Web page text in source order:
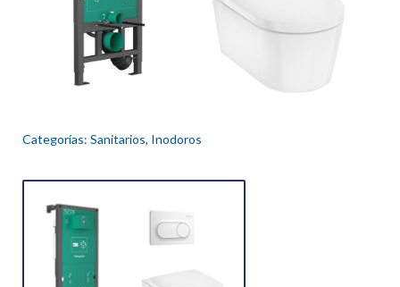
Categorías: Sanitarios, Inodoros